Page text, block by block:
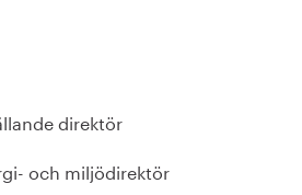
direktör
och miljödirektör